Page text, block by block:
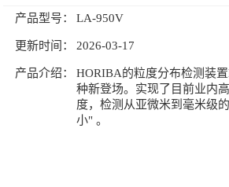
水处理及环境
水质测量分析
烟气分析系统
产品型号： LA-950V
更新时间： 2026-03-17
产品介绍：
HORIBA的粒度分布检测装
种新登场。实现了目前业内
度，检测从亚微米到毫米级
小" 。